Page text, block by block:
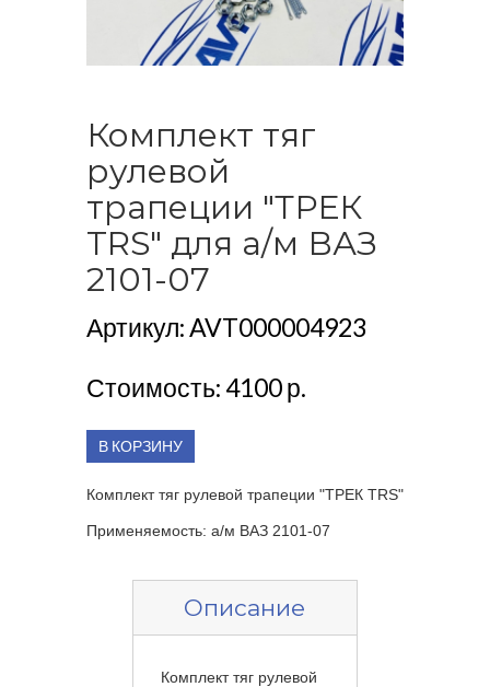
Комплект тяг
рулевой
трапеции "ТРЕК
TRS" для а/м ВАЗ
2101-07
Артикул: AVT000004923
Стоимость: 4100 р.
В КОРЗИНУ
Комплект тяг рулевой трапеции "ТРЕК TRS"
Применяемость: а/м ВАЗ 2101-07
Описание
Комплект тяг рулевой